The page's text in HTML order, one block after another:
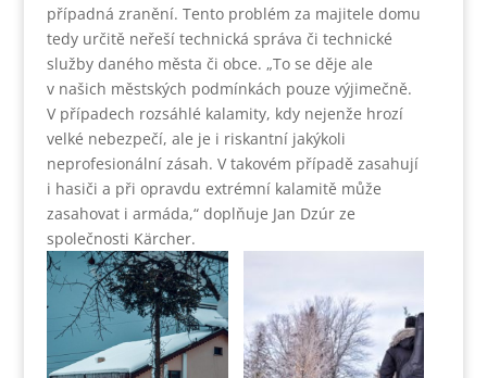
případná zranění. Tento problém za majitele domu
tedy určitě neřeší technická správa či technické
služby daného města či obce. „To se děje ale
v našich městských podmínkách pouze výjimečně.
V případech rozsáhlé kalamity, kdy nejenže hrozí
velké nebezpečí, ale je i riskantní jakýkoli
neprofesionální zásah. V takovém případě zasahují
i hasiči a při opravdu extrémní kalamitě může
zasahovat i armáda,“ doplňuje Jan Dzúr ze
společnosti Kärcher.